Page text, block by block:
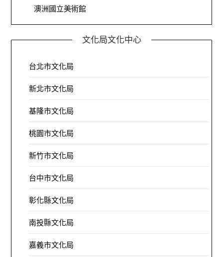
澳洲國立美術館
文化局文化中心
台北市文化局
新北市文化局
基隆市文化局
桃園市文化局
新竹市文化局
台中市文化局
彰化縣文化局
南投縣文化局
嘉義市文化局